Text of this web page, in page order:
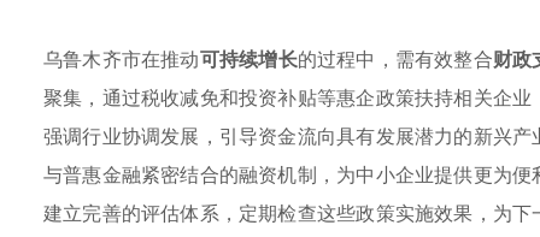
乌鲁木齐市在推动可持续增长的过程中，需有效整合财政
聚集，通过税收减免和投资补贴等惠企政策扶持相关企
强调行业协调发展，引导资金流向具有发展潜力的新兴
与普惠金融紧密结合的融资机制，为中小企业提供更为
建立完善的评估体系，定期检查这些政策实施效果，为